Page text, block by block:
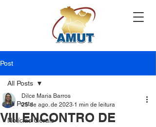
Post
All Posts
Notícias Gerais
All Posts
VIII ENCONTRO DE
Dilce Maria Barros
25 de ago. de 2023 1 min de leitura